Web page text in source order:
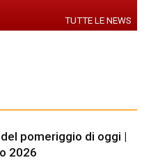
TUTTE LE NEWS
pomeriggio di oggi |
2026